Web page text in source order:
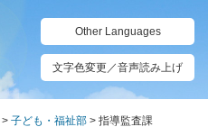
Other Languages
文字色変更／音声読み上げ
> 子ども・福祉部 > 指導監査課